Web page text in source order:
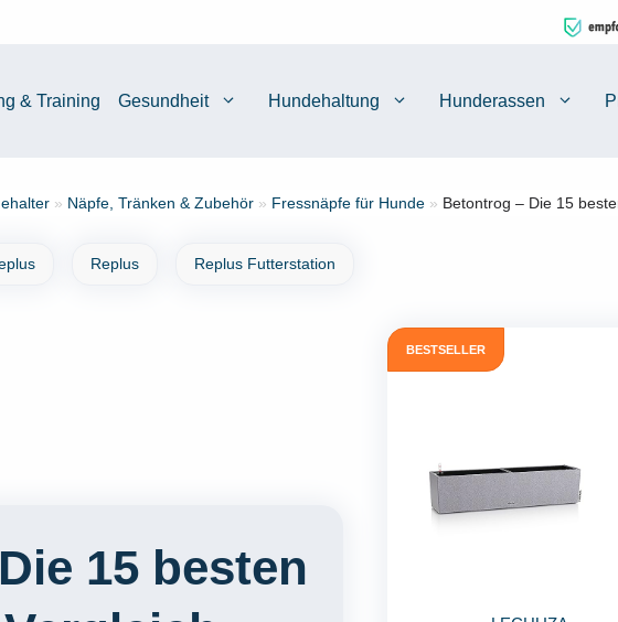
& Training Gesundheit Hundehaltung Hunderassen
» Näpfe, Tränken & Zubehör » Fressnäpfe für Hunde » Betontrog – Die 15
Replus Replus Futterstation
15 besten
BESTSELLER